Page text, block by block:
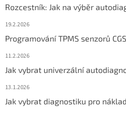
Rozcestník: Jak na výběr
19.2.2026
Programování TPMS senzorů
11.2.2026
Jak vybrat univerzální
13.1.2026
Jak vybrat diagnostiku pro